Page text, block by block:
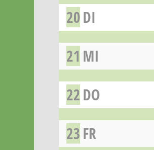
20DI
21 MI
22DO
23FR